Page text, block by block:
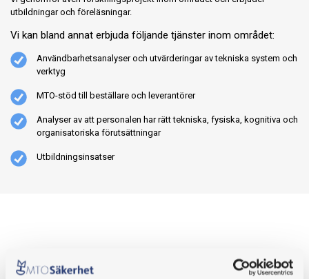
utbildningar och föreläsningar.
Vi kan bland annat erbjuda följande tjänster inom området:
Användbarhetsanalyser och utvärderingar av tekniska system och
verktyg
MTO-stöd till beställare och leverantörer
Analyser av att personalen har rätt tekniska, fysiska, kognitiva och
organisatoriska förutsättningar
Utbildningsinsatser
Vill du veta mer om användbarhet och ergonomi?